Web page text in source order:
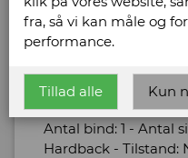
Brunch
Forlag: Hedegaard
Antal bind: 1 - Antal
Hardback -
fra, så vi kan måle og
performance.
Tillad alle Kun